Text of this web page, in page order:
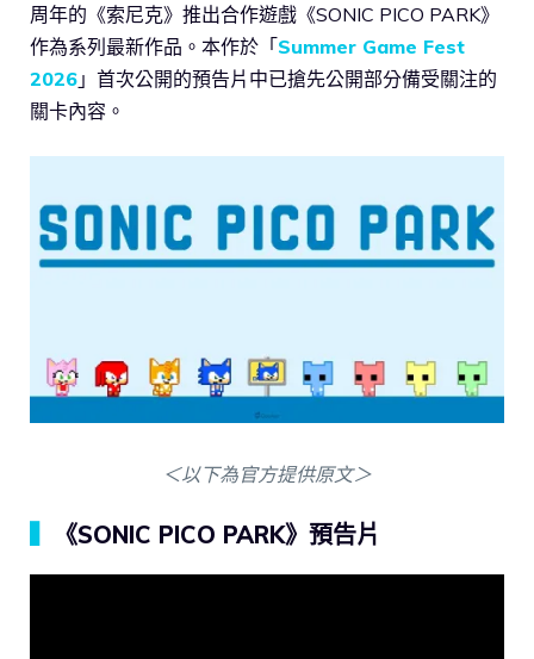
周年的《索尼克》推出合作遊戲《SONIC PICO PARK》
作為系列最新作品。本作於「Summer Game Fest
2026 」首次公開的預告片中已搶先公開部分備受關注的
關卡內容。
＜以下為官方提供原文＞
《SONIC PICO PARK》預告片